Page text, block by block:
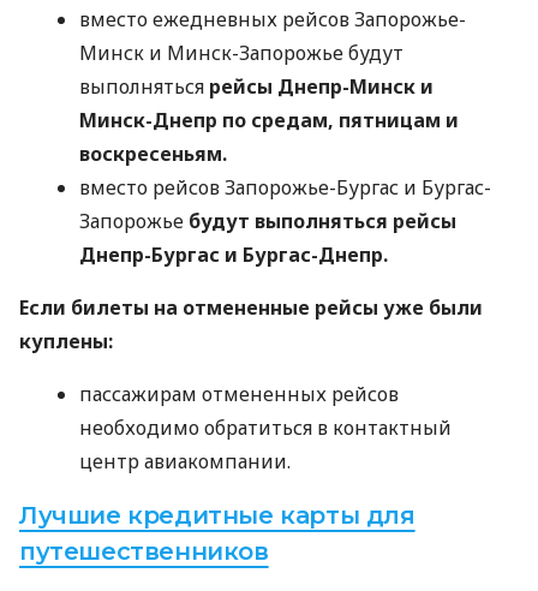
вместо ежедневных рейсов Запорожье-
Минск и Минск-Запорожье будут
выполняться рейсы Днепр-Минск и
Минск-Днепр по средам, пятницам и
воскресеньям.
вместо рейсов Запорожье-Бургас и Бургас-
Запорожье будут выполняться рейсы
Днепр-Бургас и Бургас-Днепр.
Если билеты на отмененные рейсы уже были
куплены:
пассажирам отмененных рейсов
необходимо обратиться в контактный
центр авиакомпании.
Лучшие кредитные карты для
путешественников